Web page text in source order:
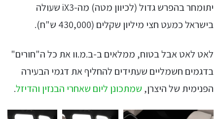
יתומחר בהפרש גדול (לכיוון מטה) מה-iX3 שעולה
בישראל כמעט חצי מיליון שקלים (430,000 ש"ח).
לאט לאט אבל בטוח, ממלאים ב-ב.מ.וו את כל ה"חורים"
בדגמים חשמליים שעתידים להחליף את דגמי הבעירה
הפנימית של היצרן, שמתכונן ליום שאחרי הבנזין והדיזל.